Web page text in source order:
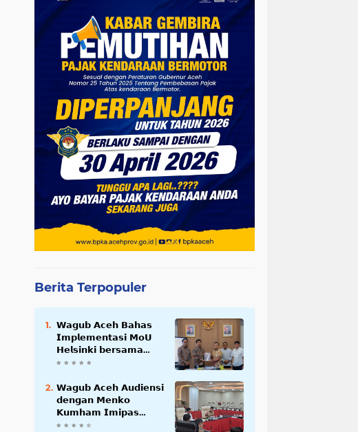
Berita Terpopuler
𝗪𝗮𝗴𝘂𝗯 𝗔𝗰𝗲𝗵 𝗕𝗮𝗵𝗮𝘀
𝗜𝗺𝗽𝗹𝗲𝗺𝗲𝗻𝘁𝗮𝘀𝗶 𝗠𝗼𝗨
𝗛𝗲𝗹𝘀𝗶𝗻𝗸𝗶 𝗯𝗲𝗿𝘀𝗮𝗺𝗮
𝗦𝗲𝗸𝗿𝗲𝘁𝗮𝗿𝗶𝗮𝘁 𝗡𝗲𝗴𝗮𝗿𝗮
𝗪𝗮𝗴𝘂𝗯 𝗔𝗰𝗲𝗵 𝗔𝘂𝗱𝗶𝗲𝗻𝘀𝗶
𝗱𝗲𝗻𝗴𝗮𝗻 𝗠𝗲𝗻𝗸𝗼
𝗞𝘂𝗺𝗵𝗮𝗺 𝗜𝗺𝗶𝗽𝗮𝘀
𝗧𝗲𝗿𝗸𝗮𝗶𝘁 𝗦𝘁𝗮𝘁𝘂𝘀 𝗪𝗮𝗸𝗮𝗳